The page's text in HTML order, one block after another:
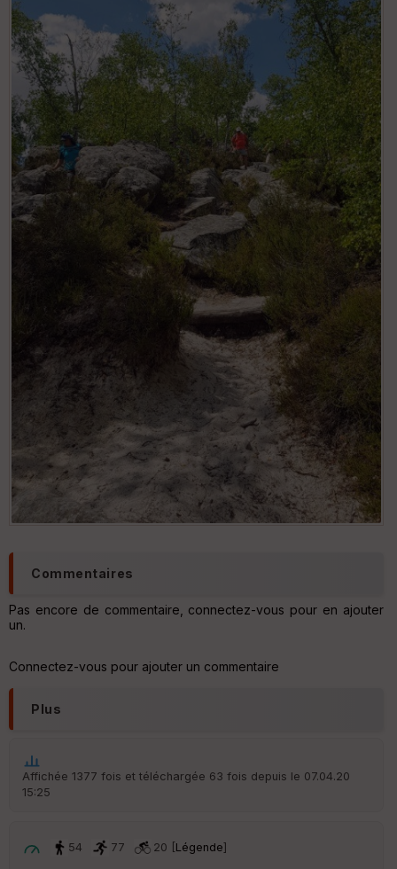
Commentaires
Pas encore de commentaire, connectez-vous pour en ajouter
un.
Connectez-vous pour ajouter un commentaire
Plus
Affichée 1377 fois et téléchargée 63 fois depuis le 07.04.20
15:25
54 77 20 [Légende]